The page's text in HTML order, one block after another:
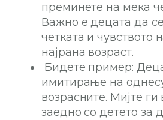
преминете на мека
Важно е децата да
четката и чувството
најрана возраст.
Бидете пример:
имитирање на
возрасните. Мијте
заедно со детето за